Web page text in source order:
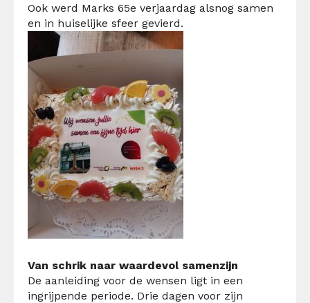
Ook werd Marks 65e verjaardag alsnog samen
en in huiselijke sfeer gevierd.
Van schrik naar waardevol samenzijn
De aanleiding voor de wensen ligt in een
ingrijpende periode. Drie dagen voor zijn